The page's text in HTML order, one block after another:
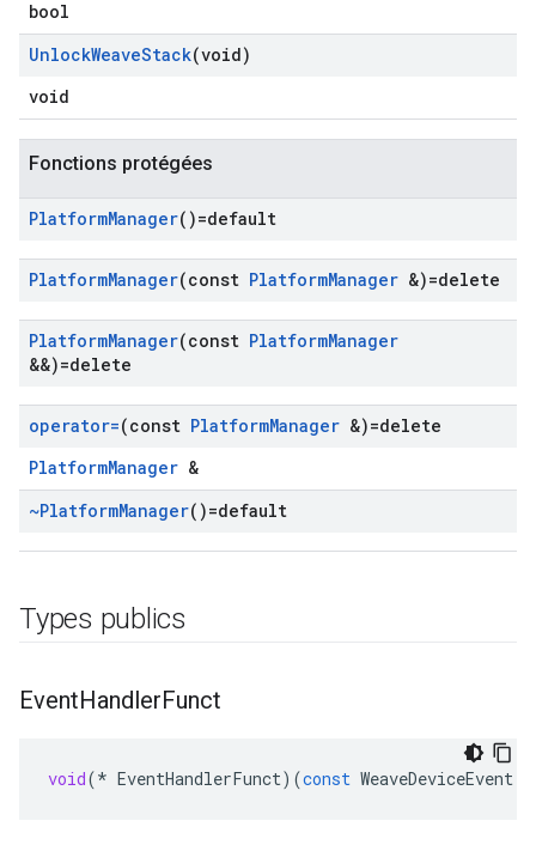
bool
UnlockWeaveStack(void)
void
Fonctions protégées
PlatformManager()=default
PlatformManager(const PlatformManager &)=delete
PlatformManager(const PlatformManager
&&)=delete
operator=(const PlatformManager &)=delete
PlatformManager &
~PlatformManager()=default
Types publics
EventHandlerFunct
void(* EventHandlerFunct)(const WeaveDeviceEvent